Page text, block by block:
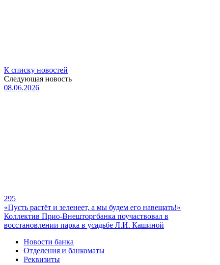
К списку новостей
Следующая новость
08.06.2026
295
«Пусть растёт и зеленеет, а мы будем его навещать!»
Коллектив Прио-Внешторгбанка поучаствовал в
восстановлении парка в усадьбе Л.И. Кашиной
Новости банка
Отделения и банкоматы
Реквизиты